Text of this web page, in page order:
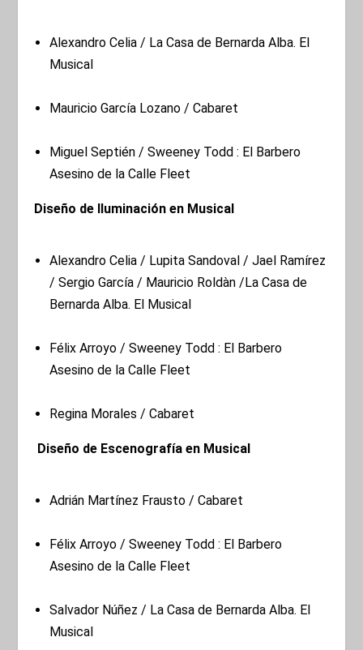
Alexandro Celia / La Casa de Bernarda Alba. El
Musical
Mauricio García Lozano / Cabaret
Miguel Septién / Sweeney Todd : El Barbero
Asesino de la Calle Fleet
Diseño de Iluminación en Musical
Alexandro Celia / Lupita Sandoval / Jael Ramírez
/ Sergio García / Mauricio Roldàn /La Casa de
Bernarda Alba. El Musical
Félix Arroyo / Sweeney Todd : El Barbero
Asesino de la Calle Fleet
Regina Morales / Cabaret
Diseño de Escenografía en Musical
Adrián Martínez Frausto / Cabaret
Félix Arroyo / Sweeney Todd : El Barbero
Asesino de la Calle Fleet
Salvador Núñez / La Casa de Bernarda Alba. El
Musical